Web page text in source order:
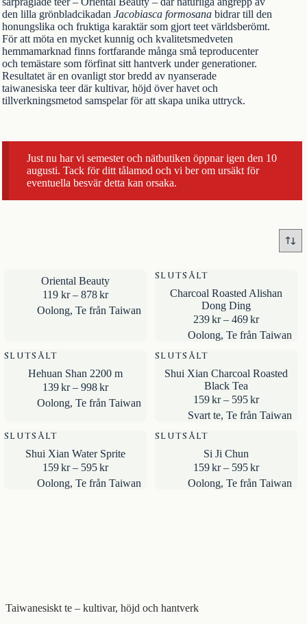
den lilla grönbladcikadan Jacobiasca formosana bidrar till den
honungslika och fruktiga karaktär som gjort teet världsberömt.
För att möta en mycket kunnig och kvalitetsmedveten
hemmamarknad finns fortfarande många små teproducenter
och temästare som förfinat sitt hantverk under generationer.
Resultatet är en ovanligt stor bredd av nyanserade
taiwanesiska teer där kultivar, höjd över havet och
tillverkningsmetod samspelar för att skapa unika uttryck.
Just nu har vi semester och nätbutiken öppnar igen den 10
augusti. Tack för ditt tålamod och vi ber om ursäkt för
eventuella besvär detta kan orsaka.
Oriental Beauty
119 kr – 878 krPrisintervall:
119kr
Oolong, Te från Taiwan
SLUTSÅLT
Charcoal Roasted Alishan
Dong Ding
239kr – 469kr
239kr
Oolong, Te från Taiwan
SLUTSÅLT
Hehuan Shan 2200 m
139kr – 998krPrisintervall:
139kr
Oolong, Te från Taiwan
SLUTSÅLT
Shui Xian Charcoal Roasted
Black Tea
159kr – 595kr
159kr
Svart te, Te från Taiwan
SLUTSÅLT
Shui Xian Water Sprite
159kr – 595krPrisintervall:
159kr
Oolong, Te från Taiwan
SLUTSÅLT
Si Ji Chun
159kr – 595kr
159kr
Oolong, Te från Taiwan
Taiwanesiskt te – kultivar, höjd och hantverk